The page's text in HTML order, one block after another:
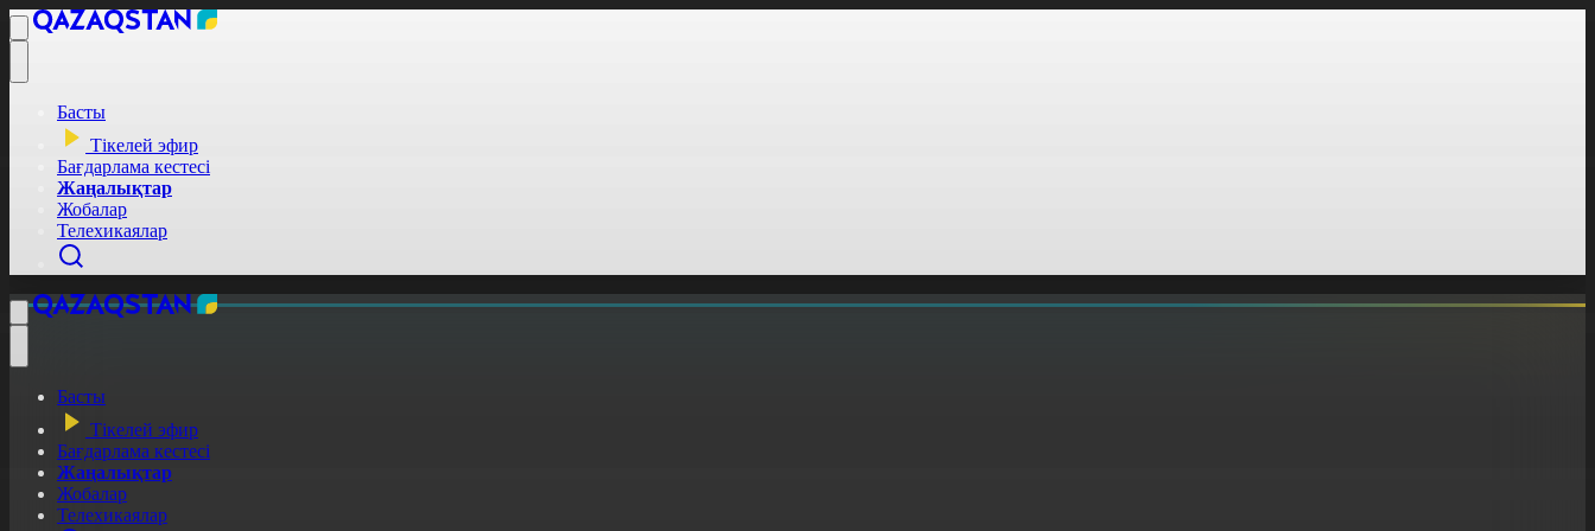
Басты
Тікелей эфир
Бағдарлама кестесі
Жаңалықтар
Жобалар
Телехикаялар
Басты
Тікелей эфир
Бағдарлама кестесі
Жаңалықтар
Жобалар
Телехикаялар